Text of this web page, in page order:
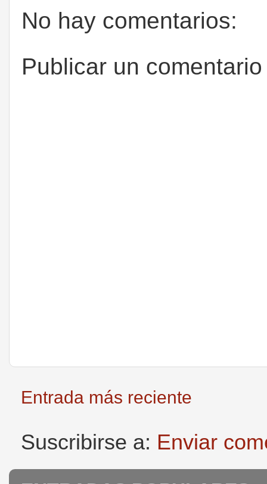
No hay comentarios:
Publicar un comentario
Entrada más reciente
Suscribirse a: Enviar